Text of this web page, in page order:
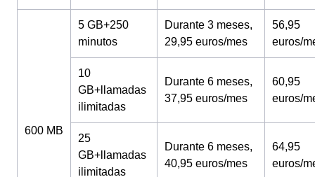
600 MB
5 GB+250
minutos
Durante 3 meses,
29,95 euros/mes
56,95
euros/
10
GB+llamadas
ilimitadas
Durante 6 meses,
37,95 euros/mes
60,95
euros/
25
GB+llamadas
ilimitadas
Durante 6 meses,
40,95 euros/mes
64,95
euros/